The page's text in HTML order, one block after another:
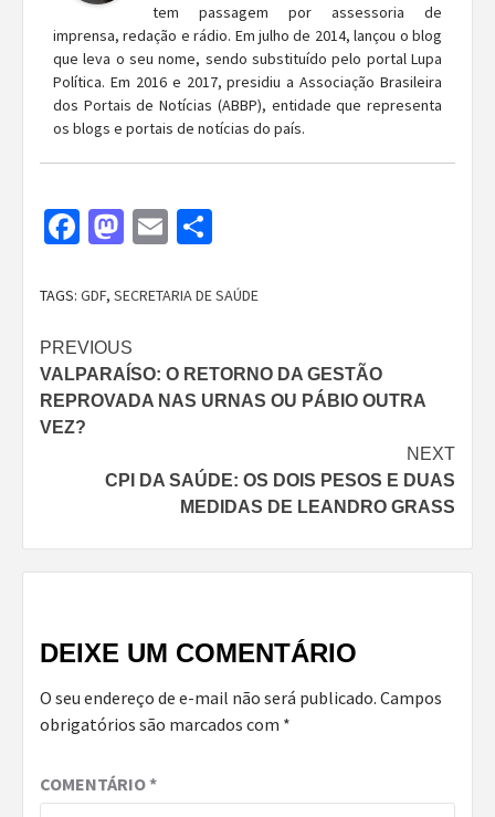
tem passagem por assessoria de
imprensa, redação e rádio. Em julho de 2014, lançou o blog
que leva o seu nome, sendo substituído pelo portal Lupa
Política. Em 2016 e 2017, presidiu a Associação Brasileira
dos Portais de Notícias (ABBP), entidade que representa
os blogs e portais de notícias do país.
Facebook
Mastodon
Email
TAGS: GDF, SECRETARIA DE SAÚDE
Continue
Reading
PREVIOUS
VALPARAÍSO: O RETORNO DA GESTÃO
REPROVADA NAS URNAS OU PÁBIO OUTRA
VEZ?
NEXT
CPI DA SAÚDE: OS DOIS PESOS E DUAS
MEDIDAS DE LEANDRO GRASS
DEIXE UM COMENTÁRIO
O seu endereço de e-mail não será publicado. Campos
obrigatórios são marcados com *
COMENTÁRIO*